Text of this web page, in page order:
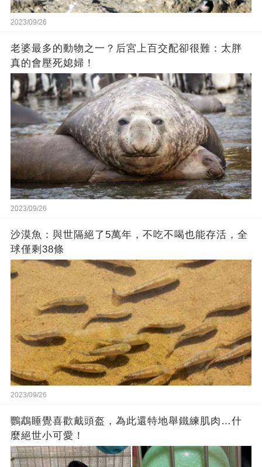
2023/09/26
老婆最多的動物之一？后宮上百交配卻很難：太胖
真的會壓死媳婦！
2023/09/26
沙漠魚：與世隔絕了5萬年，不吃不喝也能存活，全
球僅剩38條
2023/09/26
鸚鵡睡覺喜歡戴頭盔，為此還特地舉鐵練肌肉…什
麼絕世小可愛！